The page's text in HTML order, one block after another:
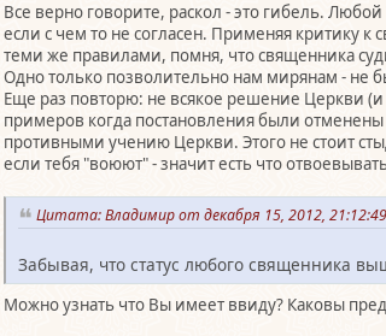
Все верно говорите, раскол - это гибель.
если с чем то не согласен. Применяя критику
теми же правилами, помня, что священника
Одно только позволительно нам мирянам - не
Еще раз повторю: не всякое решение Церкви
примеров когда постановления были
противными учению Церкви. Этого не стоит
если тебя "воюют" - значит есть что
Цитата: Владимир от декабря 15, 2012, 21:12:49
Забывая, что статус любого священника
Можно узнать что Вы имеет ввиду? Каковы